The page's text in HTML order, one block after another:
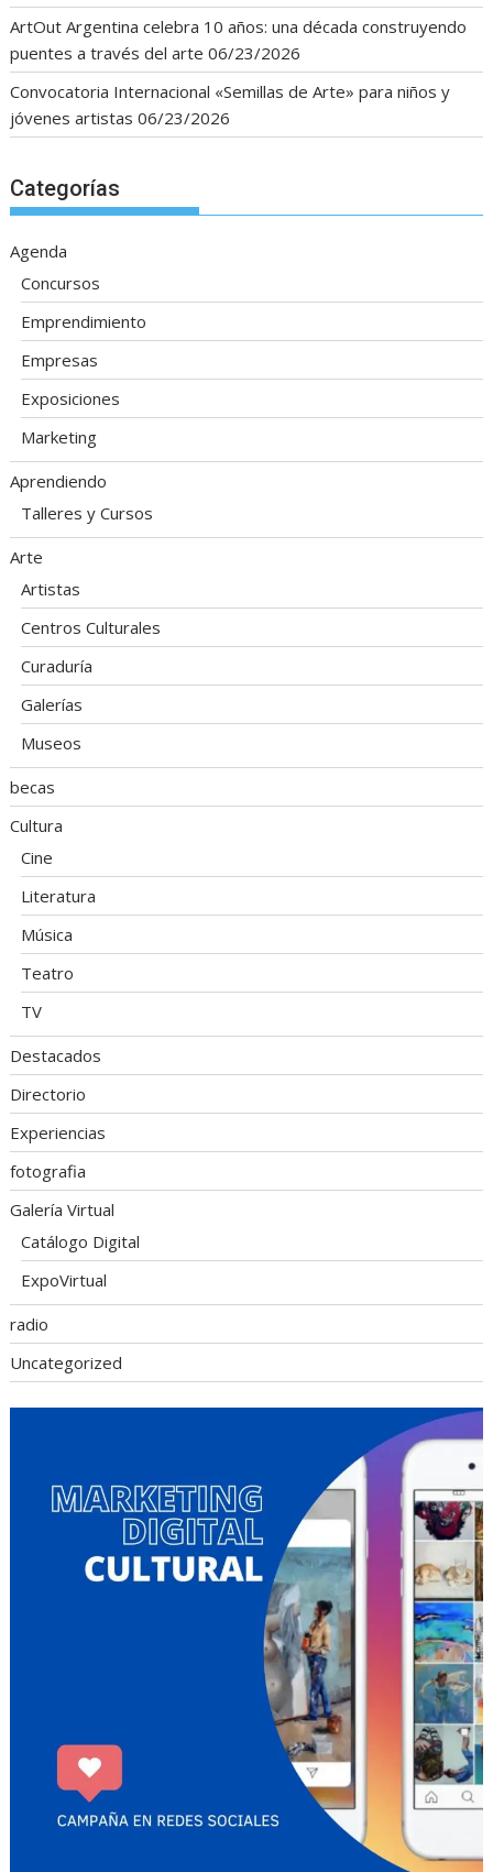
ArtOut Argentina celebra 10 años: una década construyendo
puentes a través del arte 06/23/2026
Convocatoria Internacional «Semillas de Arte» para niños y
jóvenes artistas 06/23/2026
Categorías
Agenda
Concursos
Emprendimiento
Empresas
Exposiciones
Marketing
Aprendiendo
Talleres y Cursos
Arte
Artistas
Centros Culturales
Curaduría
Galerías
Museos
becas
Cultura
Cine
Literatura
Música
Teatro
TV
Destacados
Directorio
Experiencias
fotografia
Galería Virtual
Catálogo Digital
ExpoVirtual
radio
Uncategorized